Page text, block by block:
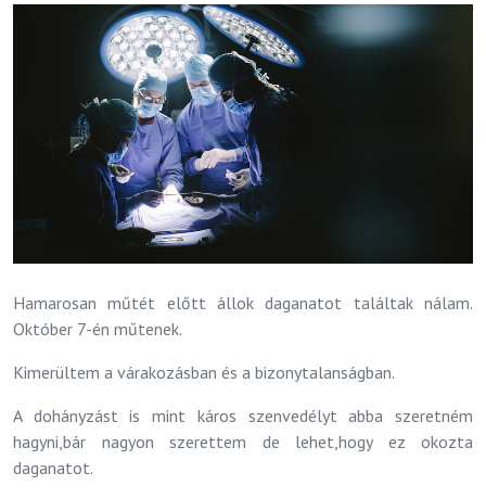
Hamarosan műtét előtt állok daganatot találtak nálam.
Október 7-én műtenek.
Kimerültem a várakozásban és a bizonytalanságban.
A dohányzást is mint káros szenvedélyt abba szeretném
hagyni,bár nagyon szerettem de lehet,hogy ez okozta
daganatot.